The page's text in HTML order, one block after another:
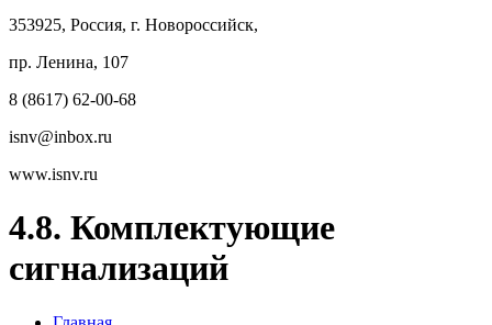
353925, Россия, г. Новороссийск,
пр. Ленина, 107
8 (8617) 62-00-68
isnv@inbox.ru
www.isnv.ru
4.8. Комплектующие
сигнализаций